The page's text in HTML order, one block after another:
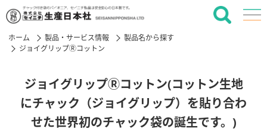
ホーム 製品・サービス情報
製品名から探す
ジョイグリップⓇコットン
ジョイグリップⓇコットン(コットン生地
にチャック（ジョイグリップ）を貼り合わ
せた世界初のチャック袋の誕生です。)